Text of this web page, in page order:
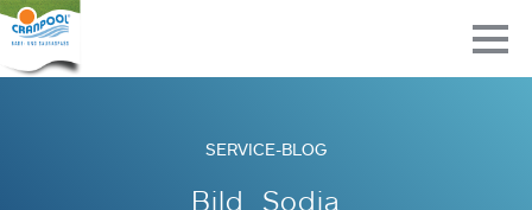
SERVICE-BLOG
Bild_Sodia